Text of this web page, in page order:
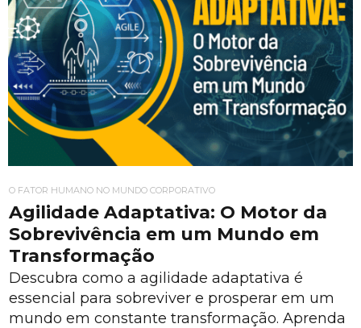
O FATOR HUMANO NO MUNDO CORPORATIVO
Agilidade Adaptativa: O Motor da
Sobrevivência em um Mundo em
Transformação
Descubra como a agilidade adaptativa é
essencial para sobreviver e prosperar em um
mundo em constante transformação. Aprenda